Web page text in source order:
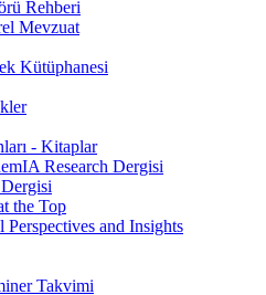
Rehberi
Mevzuat
Kütüphanesi
- Kitaplar
Research Dergisi
the Top
and Insights
Takvimi